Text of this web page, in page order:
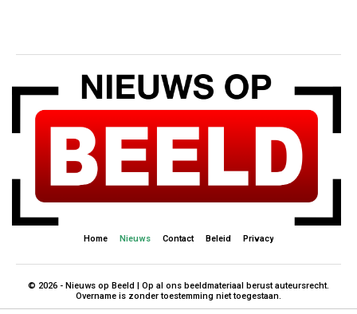
Home Nieuws Contact Beleid Privacy
© 2026 - Nieuws op Beeld | Op al ons beeldmateriaal berust auteursrecht.
Overname is zonder toestemming niet toegestaan.